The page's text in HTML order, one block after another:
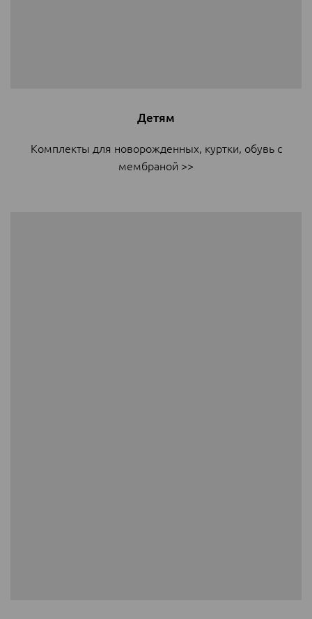
Детям
Комплекты для новорожденных, куртки, обувь с
мембраной >>